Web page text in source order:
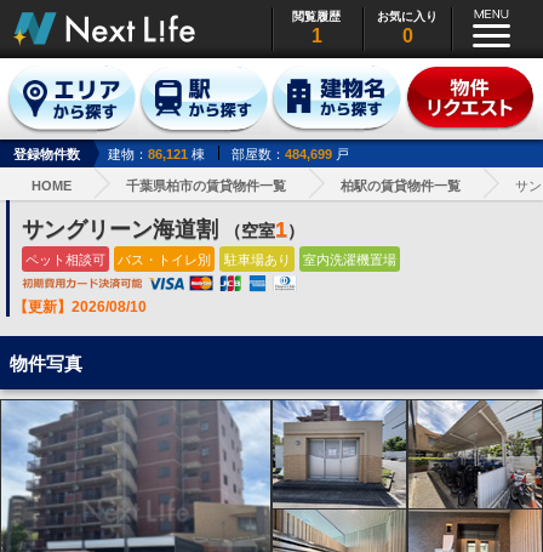
閲覧履歴
1
お気に入り
0
登録物件数 建物： 86,121 棟 部屋数： 484,699 戸
HOME 千葉県柏市の賃貸物件一覧 柏駅の賃貸物件一覧 サ
サングリーン海道割 （空室1）
ペット相談可 バス・トイレ別 駐車場あり 室内洗濯機置場
【更新】2026/08/10
物件写真